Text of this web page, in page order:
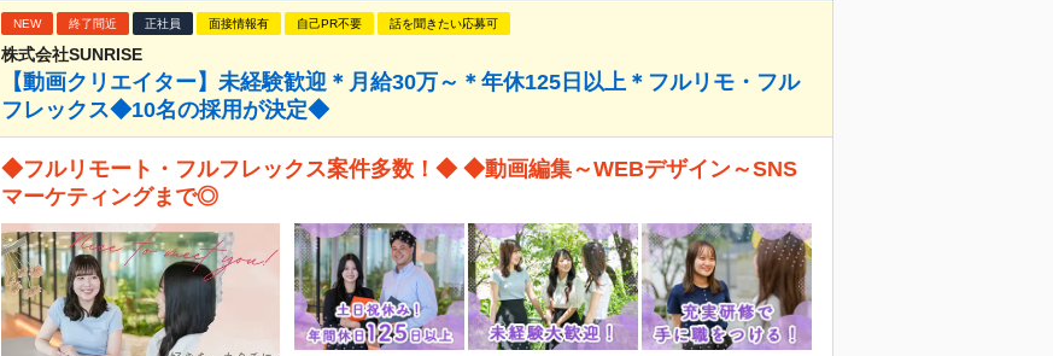
NEW 終了間近 正社員 面接情報有 自己PR不要 話を聞きたい応募可
株式会社SUNRISE
【動画クリエイター】未経験歓迎＊月給30万～＊年休125日以上＊フルリモ・フル
フレックス◆10名の採用が決定◆
◆フルリモート・フルフレックス案件多数！◆ ◆動画編集～WEBデザイン～SNS
マーケティングまで◎